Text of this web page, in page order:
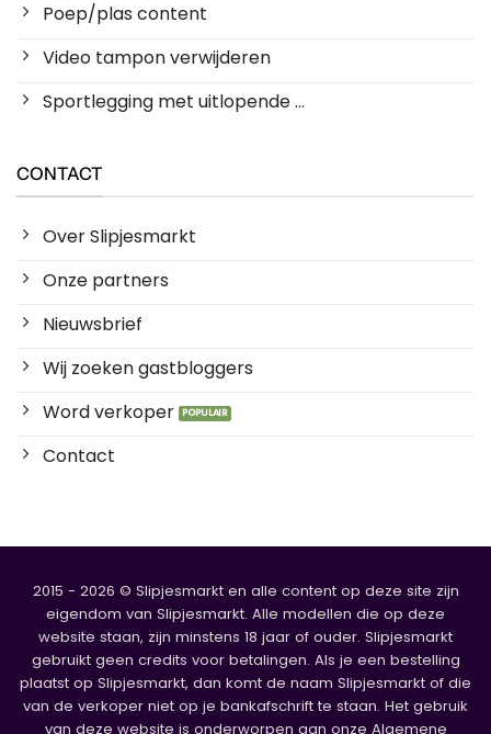
Poep/plas content
Video tampon verwijderen
Sportlegging met uitlopende ...
CONTACT
Over Slipjesmarkt
Onze partners
Nieuwsbrief
Wij zoeken gastbloggers
Word verkoper
Contact
2015 - 2026 © Slipjesmarkt en alle content op deze site zijn
eigendom van Slipjesmarkt. Alle modellen die op deze
website staan, zijn minstens 18 jaar of ouder. Slipjesmarkt
gebruikt geen credits voor betalingen. Als je een bestelling
plaatst op Slipjesmarkt, dan komt de naam Slipjesmarkt of die
van de verkoper niet op je bankafschrift te staan. Het gebruik
van deze website is onderworpen aan onze Algemene